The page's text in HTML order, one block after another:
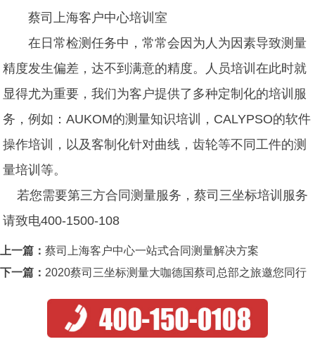
蔡司上海客户中心培训室
在日常检测任务中，常常会因为人为因素导致测量
精度发生偏差，达不到满意的精度。人员培训在此时就
显得尤为重要，我们为客户提供了多种定制化的培训服
务，例如：AUKOM的测量知识培训，CALYPSO的软件
操作培训，以及客制化针对曲线，齿轮等不同工件的测
量培训等。
若您需要第三方合同测量服务，蔡司三坐标培训服务
请致电400-1500-108
上一篇： 蔡司上海客户中心一站式合同测量解决方案
下一篇： 2020蔡司三坐标测量大咖德国蔡司总部之旅邀您同行